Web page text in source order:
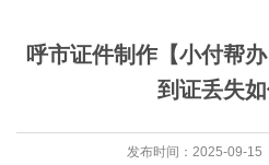
呼市证件制作【小付帮
到证丢失
发布时间：2025-09-